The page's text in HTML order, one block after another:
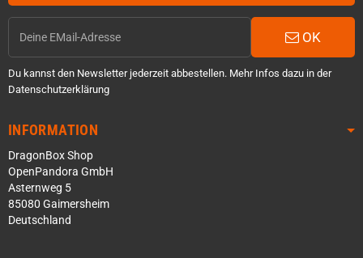
OK
Du kannst den Newsletter jederzeit abbestellen. Mehr Infos dazu in der
Datenschutzerklärung
INFORMATION
DragonBox Shop
OpenPandora GmbH
Asternweg 5
85080 Gaimersheim
Deutschland